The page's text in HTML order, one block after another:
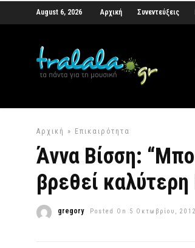
August 6, 2026 Αρχική Συνεντεύξεις
Αρχική » Επικαιρότητα
Άννα Βίσση:
βρεθεί καλύτερη
gregory Posted On 5 Οκτωβρίου, 2012